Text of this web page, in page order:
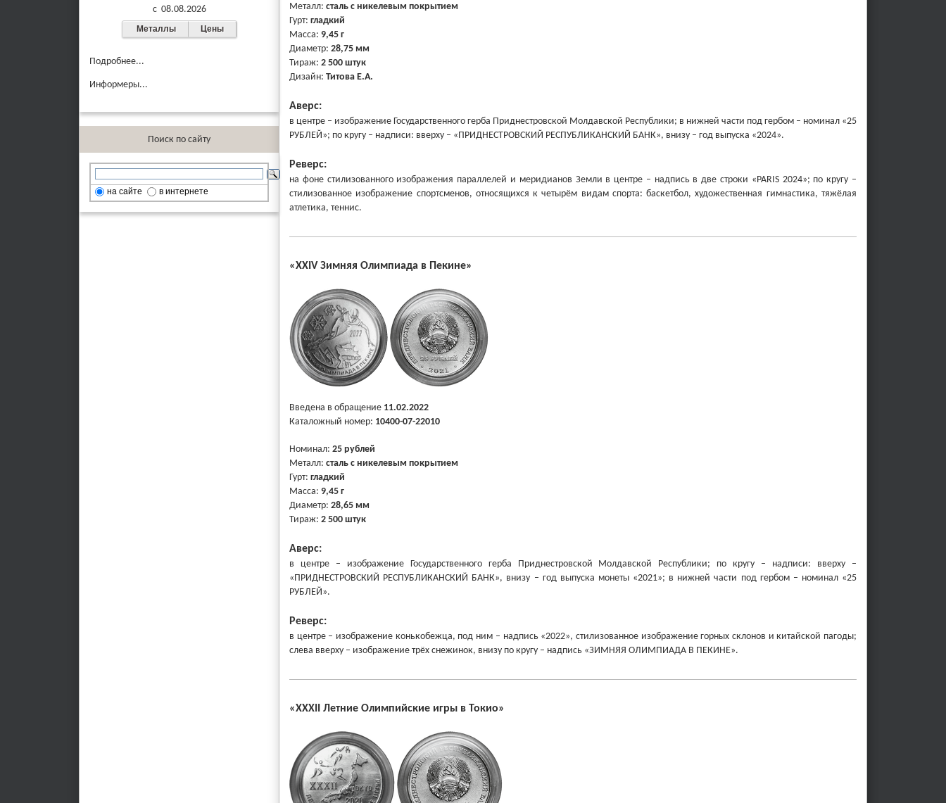
c 08.08.2026
Металлы Цены
Подробнее...
Информеры...
Поиск по сайту
на сайте в интернете
Металл: сталь с никелевым покрытием
Гурт: гладкий
Масса: 9,45 г
Диаметр: 28,75 мм
Тираж: 2 500 штук
Дизайн: Титова Е.А.
Аверс:
в центре – изображение Государственного герба Приднестровской Молдавской Республики; в нижней части под гербом – номинал «25
РУБЛЕЙ»; по кругу – надписи: вверху – «ПРИДНЕСТРОВСКИЙ РЕСПУБЛИКАНСКИЙ БАНК», внизу – год выпуска «2024».
Реверс:
на фоне стилизованного изображения параллелей и меридианов Земли в центре – надпись в две строки «PARIS 2024»; по кругу –
стилизованное изображение спортсменов, относящихся к четырём видам спорта: баскетбол, художественная гимнастика, тяжёлая
атлетика, теннис.
«XXIV Зимняя Олимпиада в Пекине»
Введена в обращение 11.02.2022
Каталожный номер: 10400-07-22010
Номинал: 25 рублей
Металл: сталь с никелевым покрытием
Гурт: гладкий
Масса: 9,45 г
Диаметр: 28,65 мм
Тираж: 2 500 штук
Аверс:
в центре – изображение Государственного герба Приднестровской Молдавской Республики; по кругу – надписи: вверху ­­­­­–
«ПРИДНЕСТРОВСКИЙ РЕСПУБЛИКАНСКИЙ БАНК», внизу – год выпуска монеты «2021»; в нижней части под гербом – номинал «25
РУБЛЕЙ».
Реверс:
в центре – изображение конькобежца, под ним – надпись «2022», стилизованное изображение горных склонов и китайской пагоды;
слева вверху – изображение трёх снежинок, внизу по кругу – надпись «ЗИМНЯЯ ОЛИМПИАДА В ПЕКИНЕ».
«XXXII Летние Олимпийские игры в Токио»